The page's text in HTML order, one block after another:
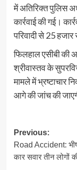
में अतिरिक्त पुलिस
कार्रवाई की गई।
परिवादी से 25
फिलहाल एसीबी की
श्रीवास्तव के
मामले में भ्रष्टाचार
आगे की जांच की
Post
Previous:
Road Accident:
कार सवार तीन लोगों